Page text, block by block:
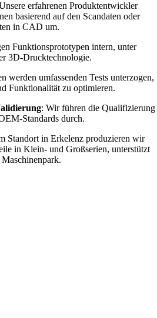
erfahrenen Produktentwickler
basierend auf den Scandaten oder
in CAD um.
Funktionsprototypen intern, unter
3D-Drucktechnologie.
werden umfassenden Tests unterzogen,
Funktionalität zu optimieren.
: Wir führen die Qualifizierung
Standards durch.
Standort in Erkelenz produzieren wir
in Klein- und Großserien, unterstützt